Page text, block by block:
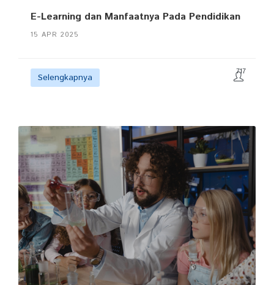
E-Learning dan Manfaatnya Pada Pendidikan
15 APR 2025
Selengkapnya 717